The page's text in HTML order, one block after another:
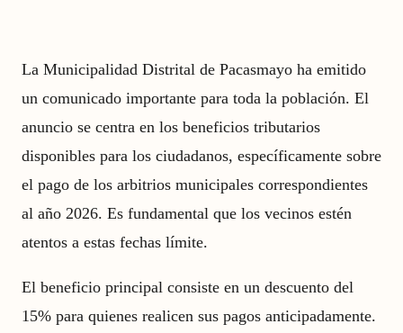
La Municipalidad Distrital de Pacasmayo ha emitido
un comunicado importante para toda la población. El
anuncio se centra en los beneficios tributarios
disponibles para los ciudadanos, específicamente sobre
el pago de los arbitrios municipales correspondientes
al año 2026. Es fundamental que los vecinos estén
atentos a estas fechas límite.
El beneficio principal consiste en un descuento del
15% para quienes realicen sus pagos anticipadamente.